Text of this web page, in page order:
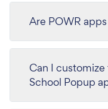
Are POWR
Can I
School Popup